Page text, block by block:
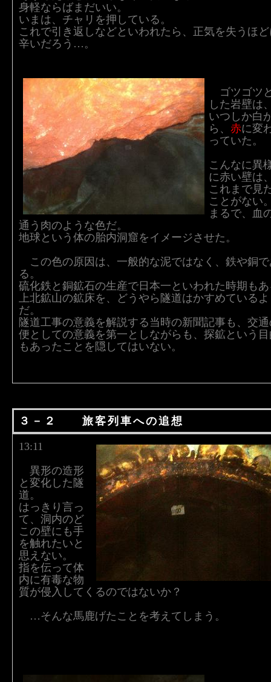
身軽ならばまだいい。
いまは、チャリを押している。
これで引き返しなどといわれたら、正気を失うほ
辛いだろう…。
ゴツゴツ
した岩壁は
いつしか白
ら、 赤に変
っていた。
こんなに異
に赤い壁は
これまで見
ことがない
まるで、血
通う肉のような色だ。
地球という体の胎内洞窟をイメージさせた。
この色の原因は、一般的な泥ではなく、鉄や銅
る。
硫化鉄と銅鉱石の生産で日本一といわれた時期も
上北鉱山の鉱床を、どうやら隧道はかすめている
だ。
隧道工事の意義を解説する当時の新聞記事も、交
便としての意義を第一としながらも、探鉱という
もあったことを隠してはいない。
３－２ 旅客列車への追想
13:11
異形の造形
と変化した隧
道。
はっきり言っ
て、洞内のど
この壁にも手
を触れたいと
思えない。
指を伝って体
内に有毒な物
質が侵入してくるのではないか？
…そんな馬鹿げたことを考えてしまう。